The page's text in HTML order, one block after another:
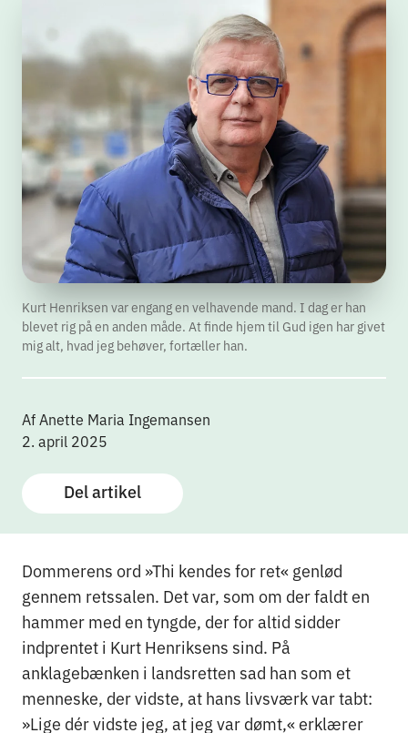
Kurt Henriksen var engang en velhavende mand. I dag er han
blevet rig på en anden måde. At finde hjem til Gud igen har givet
mig alt, hvad jeg behøver, fortæller han.
Af Anette Maria Ingemansen
2. april 2025
Del artikel
Dommerens ord »Thi kendes for ret« genlød
gennem retssalen. Det var, som om der faldt en
hammer med en tyngde, der for altid sidder
indprentet i Kurt Henriksens sind. På
anklagebænken i landsretten sad han som et
menneske, der vidste, at hans livsværk var tabt:
»Lige dér vidste jeg, at jeg var dømt,« erklærer